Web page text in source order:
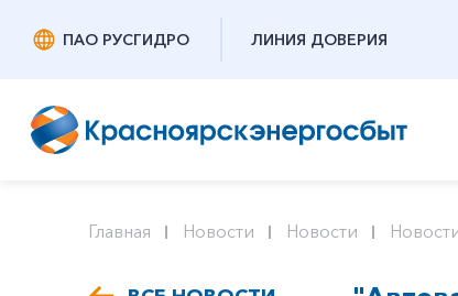
ПАО РУСГИДРО ЛИНИЯ ДОВЕРИЯ
Главная Новости Новости